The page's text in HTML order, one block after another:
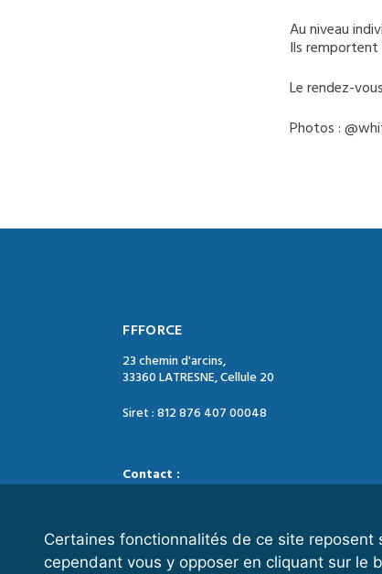
Certaines fonctionnalités de ce site reposent
cependant vous y opposer en cliquant sur le
Au niveau
Ils remportent
Le rendez-
Photos :
FFFORCE
23 chemin d'arcins,
33360 LATRESNE, Cellule 20
Siret : 812 876 407 00048
Contact :
Horaires d’ouverture :